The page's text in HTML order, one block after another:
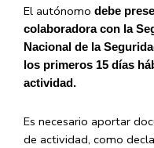
El autónomo debe
colaboradora con la
Nacional de la
los primeros 15 días
actividad.
Es necesario aportar
de actividad, como